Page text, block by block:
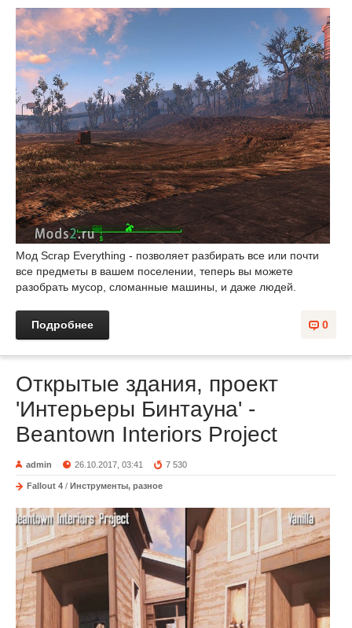
Мод Scrap Everything - позволяет разбирать все или почти
все предметы в вашем поселении, теперь вы можете
разобрать мусор, сломанные машины, и даже людей.
0
Подробнее
Открытые здания, проект
'Интерьеры Бинтауна' -
Beantown Interiors Project
admin 26.10.2017, 03:41 7 530
Fallout 4 / Инструменты, разное